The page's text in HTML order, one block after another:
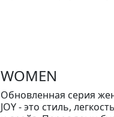
WOMEN
Обновленная серия
JOY - это стиль,